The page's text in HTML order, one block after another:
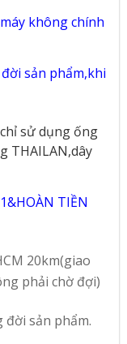
không chính
sản phẩm,khi
sử dụng ống
THAILAN,dây
TIỀN
20km(giao
phải chờ đợi)
sản phẩm.